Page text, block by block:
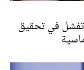
تفشل في تحقيق